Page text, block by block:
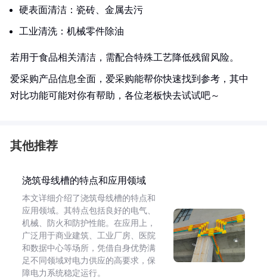
硬表面清洁：瓷砖、金属去污
工业清洗：机械零件除油
若用于食品相关清洁，需配合特殊工艺降低残留风险。
爱采购产品信息全面，爱采购能帮你快速找到参考，其中
对比功能可能对你有帮助，各位老板快去试试吧～
其他推荐
浇筑母线槽的特点和应用领域
本文详细介绍了浇筑母线槽的特点和
应用领域。其特点包括良好的电气、
机械、防火和防护性能。在应用上，
广泛用于商业建筑、工业厂房、医院
和数据中心等场所，凭借自身优势满
足不同领域对电力供应的高要求，保
障电力系统稳定运行。